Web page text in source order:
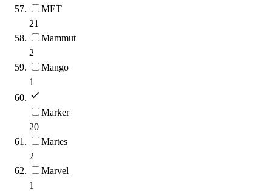
MET
21
Mammut
2
Mango
1
Marker
20
Martes
2
Marvel
1